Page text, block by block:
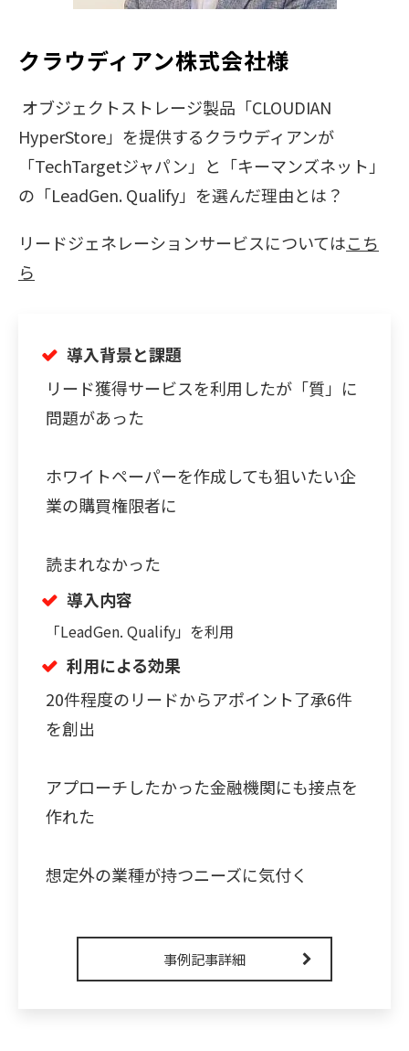
クラウディアン株式会社様
オブジェクトストレージ製品「CLOUDIAN
HyperStore」を提供するクラウディアンが
「TechTargetジャパン」と「キーマンズネット」
の「LeadGen. Qualify」を選んだ理由とは？
リードジェネレーションサービスについてはこち
ら
導入背景と課題
リード獲得サービスを利用したが「質」に
問題があった
ホワイトペーパーを作成しても狙いたい企
業の購買権限者に
読まれなかった
導入内容
「LeadGen. Qualify」を利用
利用による効果
20件程度のリードからアポイント了承6件
を創出
アプローチしたかった金融機関にも接点を
作れた
想定外の業種が持つニーズに気付く
事例記事詳細